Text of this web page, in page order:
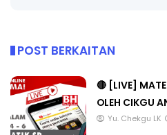
POST BERKAITAN
🔴 [LIVE]
OLEH CIKGU
Yu. Chekgu LK